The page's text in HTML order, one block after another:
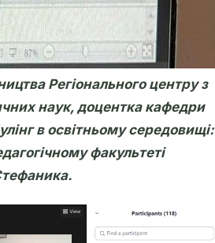
Регіонального центру з
наук, доцентка кафедри
в освітньому середовищі:
факультеті